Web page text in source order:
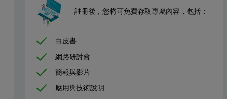
註冊後，您將可免費存取專屬內容，包括：
白皮書
網路研討會
簡報與影片
應用與技術說明